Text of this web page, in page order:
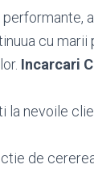
cu marii
Incarcari
la nevoile
de